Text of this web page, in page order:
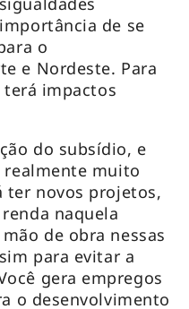
de se
o
e Nordeste. Para
impactos
do subsídio, e
realmente muito
ter novos projetos,
naquela
de obra nessas
para evitar a
gera empregos
o desenvolvimento